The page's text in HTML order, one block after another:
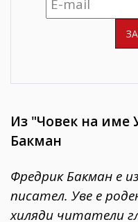
Из "Човек на име
Бакман
Фредрик Бакман е
писател. Уве е
хиляди читатели